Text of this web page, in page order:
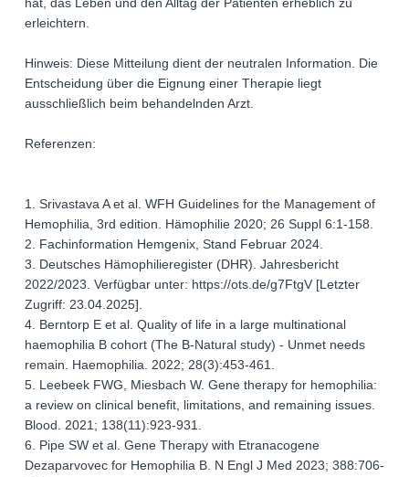
hat, das Leben und den Alltag der Patienten erheblich zu
erleichtern.
Hinweis: Diese Mitteilung dient der neutralen Information. Die
Entscheidung über die Eignung einer Therapie liegt
ausschließlich beim behandelnden Arzt.
Referenzen:
1. Srivastava A et al. WFH Guidelines for the Management of
Hemophilia, 3rd edition. Hämophilie 2020; 26 Suppl 6:1-158.
2. Fachinformation Hemgenix, Stand Februar 2024.
3. Deutsches Hämophilieregister (DHR). Jahresbericht
2022/2023. Verfügbar unter: https://ots.de/g7FtgV [Letzter
Zugriff: 23.04.2025].
4. Berntorp E et al. Quality of life in a large multinational
haemophilia B cohort (The B-Natural study) - Unmet needs
remain. Haemophilia. 2022; 28(3):453-461.
5. Leebeek FWG, Miesbach W. Gene therapy for hemophilia:
a review on clinical benefit, limitations, and remaining issues.
Blood. 2021; 138(11):923-931.
6. Pipe SW et al. Gene Therapy with Etranacogene
Dezaparvovec for Hemophilia B. N Engl J Med 2023; 388:706-